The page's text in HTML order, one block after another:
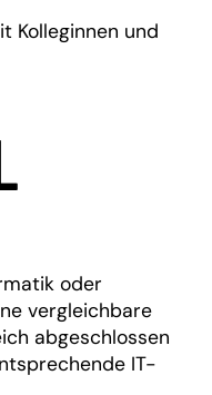
Kolleginnen und
oder
vergleichbare
abgeschlossen
IT-